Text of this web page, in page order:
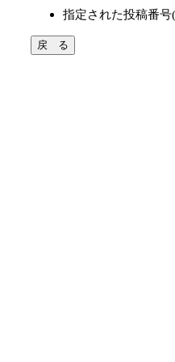
指定された投稿番